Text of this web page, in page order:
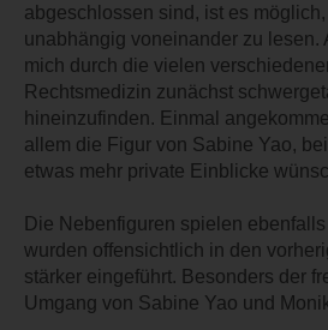
abgeschlossen sind, ist es
unabhängig voneinander zu lesen.
mich durch die vielen
Rechtsmedizin zunächst
hineinzufinden. Einmal
allem die Figur von Sabine Yao,
etwas mehr private Einblicke
Die Nebenfiguren spielen
wurden offensichtlich in den
stärker eingeführt. Besonders der
Umgang von Sabine Yao und